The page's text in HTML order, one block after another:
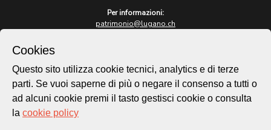
Per informazioni:
patrimonio@lugano.ch
lugano.ch
Cookie policy
Privacy Policy
Cookies
Questo sito utilizza cookie tecnici, analytics e di terze
parti. Se vuoi saperne di più o negare il consenso a tutti o
ad alcuni cookie premi il tasto gestisci cookie o consulta
la cookie policy